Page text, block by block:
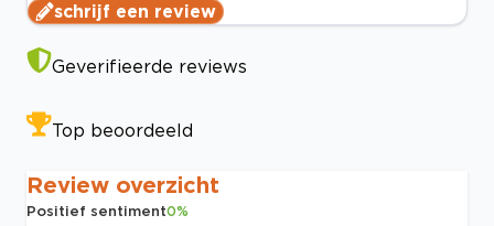
schrijf een review
Geverifieerde reviews
Top beoordeeld
Review overzicht
Positief sentiment0%